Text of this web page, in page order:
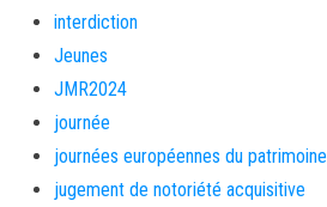
interdiction
Jeunes
JMR2024
journée
journées européennes du patrimoine
jugement de notoriété acquisitive